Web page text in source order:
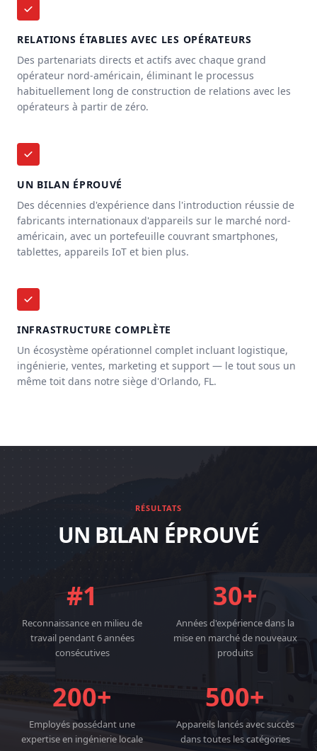
RELATIONS ÉTABLIES AVEC LES OPÉRATEURS
Des partenariats directs et actifs avec chaque grand
opérateur nord-américain, éliminant le processus
habituellement long de construction de relations avec les
opérateurs à partir de zéro.
UN BILAN ÉPROUVÉ
Des décennies d'expérience dans l'introduction réussie de
fabricants internationaux d'appareils sur le marché nord-
américain, avec un portefeuille couvrant smartphones,
tablettes, appareils IoT et bien plus.
INFRASTRUCTURE COMPLÈTE
Un écosystème opérationnel complet incluant logistique,
ingénierie, ventes, marketing et support — le tout sous un
même toit dans notre siège d'Orlando, FL.
RÉSULTATS
UN BILAN ÉPROUVÉ
#1
Reconnaissance en milieu de
travail pendant 6 années
consécutives
30+
Années d'expérience dans la
mise en marché de nouveaux
produits
200+
Employés possédant une
expertise en ingénierie locale
500+
Appareils lancés avec succès
dans toutes les catégories